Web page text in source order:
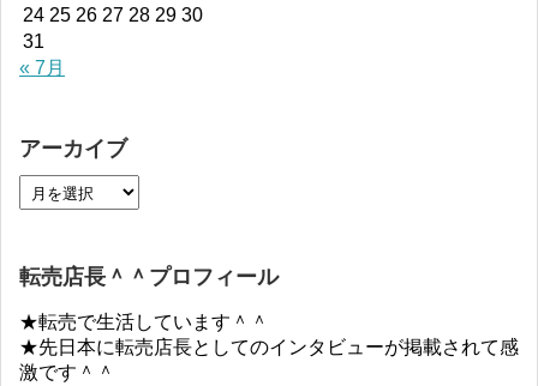
24 25 26 27 28 29 30
31
« 7月
アーカイブ
転売店長＾＾プロフィール
★転売で生活しています＾＾
★先日本に転売店長としてのインタビューが掲載されて感
激です＾＾